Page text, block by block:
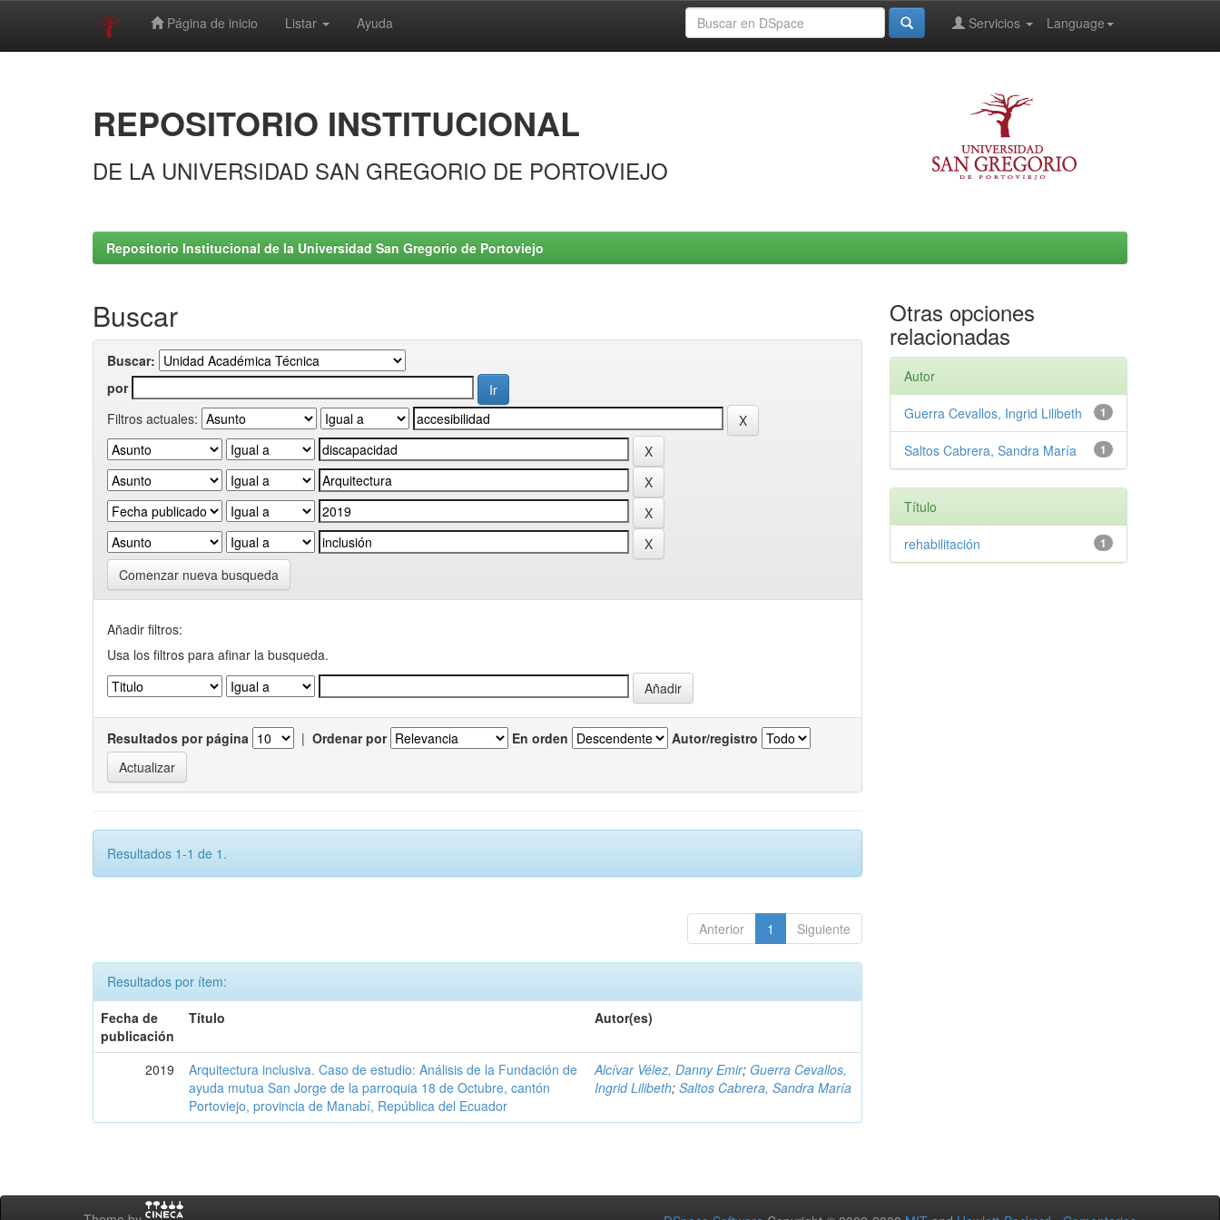
Página de inicio Listar Ayuda Language
Servicios
REPOSITORIO INSTITUCIONAL
DE LA UNIVERSIDAD SAN GREGORIO DE PORTOVIEJO
Repositorio Institucional de la Universidad San Gregorio de Portoviejo
Buscar
Buscar:
por
Filtros actuales:
Comenzar nueva busqueda
Añadir filtros:
Usa los filtros para afinar la busqueda.
Resultados por página | Ordenar por En orden Autor/registro
Resultados 1-1 de 1.
Anterior 1 Siguiente
Resultados por ítem:
Fecha de
publicación
Título Autor(es)
2019
Arquitectura inclusiva. Caso de estudio: Análisis de la Fundación de
ayuda mutua San Jorge de la parroquia 18 de Octubre, cantón
Portoviejo, provincia de Manabí, República del Ecuador
Alcívar Vélez, Danny Emir; Guerra Cevallos,
Ingrid Lilibeth;Saltos Cabrera, Sandra María
Otras opciones
relacionadas
Autor
1
Guerra Cevallos, Ingrid Lilibeth
1
Saltos Cabrera, Sandra María
Título
1
rehabilitación